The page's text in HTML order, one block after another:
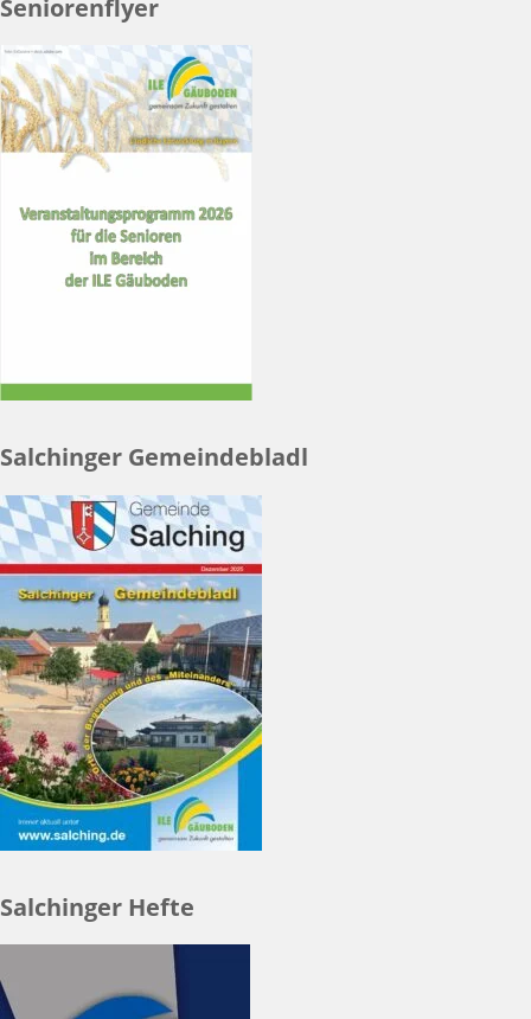
Seniorenflyer
Salchinger Gemeindebladl
Salchinger Hefte